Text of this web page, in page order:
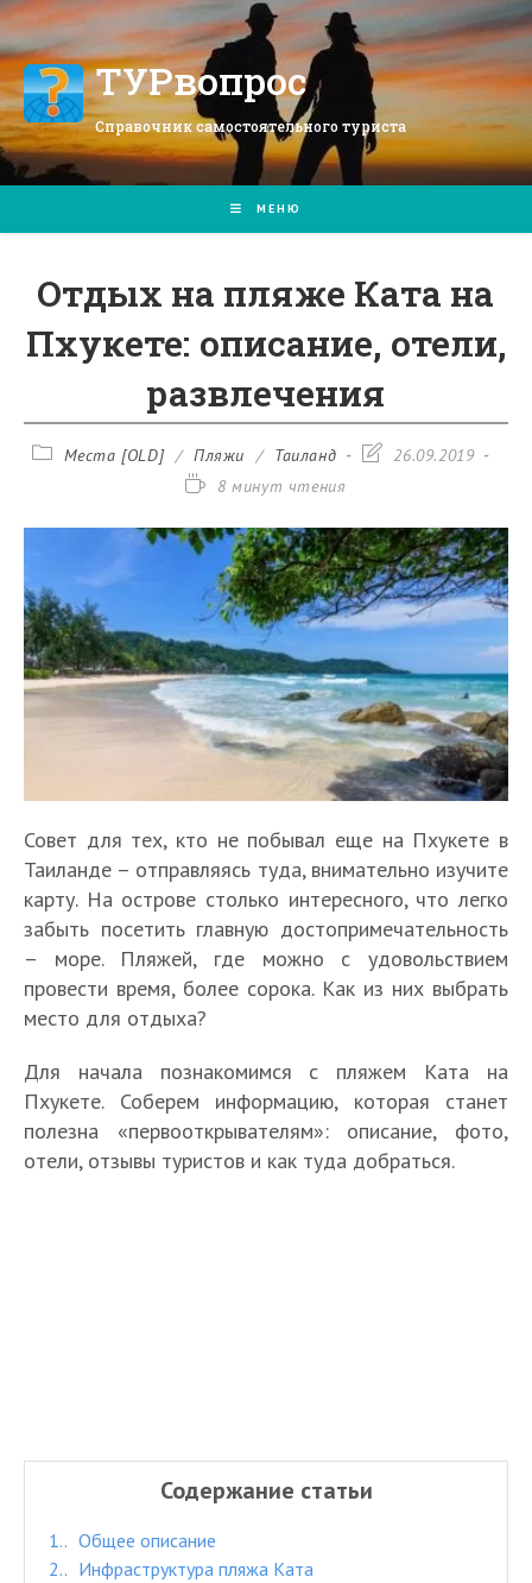
Перейти
к
содержимомуТУРвопрос
Справочник самостоятельного туриста
МЕНЮ
Отдых на пляже Ката на
Пхукете: описание, отели,
развлечения
РубрикаМеста [OLD] / Пляжи / Таиланд
Запись26.09.2019
Время8 минут чтения
Совет для тех, кто не побывал еще на Пхукете в
Таиланде – отправляясь туда, внимательно изучите
карту. На острове столько интересного, что легко
забыть посетить главную достопримечательность
– море. Пляжей, где можно с удовольствием
провести время, более сорока. Как из них выбрать
место для отдыха?
Для начала познакомимся с пляжем Ката на
Пхукете. Соберем информацию, которая станет
полезна «первооткрывателям»: описание, фото,
отели, отзывы туристов и как туда добраться.
Содержание статьи
1.
Общее описание
2.
Инфраструктура пляжа Ката